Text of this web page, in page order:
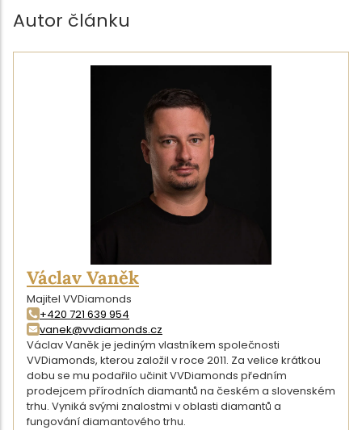
Autor článku
Václav Vaněk
Majitel VVDiamonds
+420 721 639 954
vanek@vvdiamonds.cz
Václav Vaněk je jediným vlastníkem společnosti
VVDiamonds, kterou založil v roce 2011. Za velice krátkou
dobu se mu podařilo učinit VVDiamonds předním
prodejcem přírodních diamantů na českém a slovenském
trhu. Vyniká svými znalostmi v oblasti diamantů a
fungování diamantového trhu.